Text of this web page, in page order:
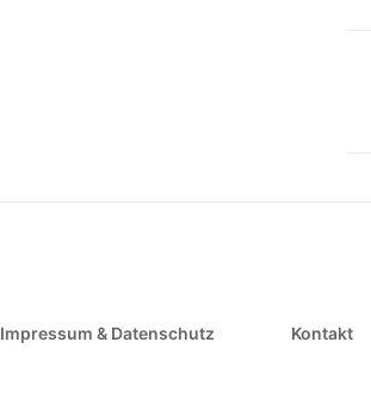
Impressum & Datenschutz Kontakt